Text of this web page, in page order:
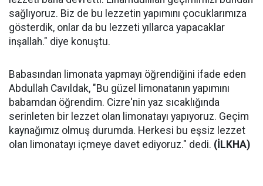
sağlıyoruz. Biz de bu lezzetin yapımını çocuklarımıza
gösterdik, onlar da bu lezzeti yıllarca yapacaklar
inşallah." diye konuştu.
Babasından limonata yapmayı öğrendiğini ifade eden
Abdullah Cavıldak, "Bu güzel limonatanın yapımını
babamdan öğrendim. Cizre'nin yaz sıcaklığında
serinleten bir lezzet olan limonatayı yapıyoruz. Geçim
kaynağımız olmuş durumda. Herkesi bu eşsiz lezzet
olan limonatayı içmeye davet ediyoruz." dedi. (İLKHA)